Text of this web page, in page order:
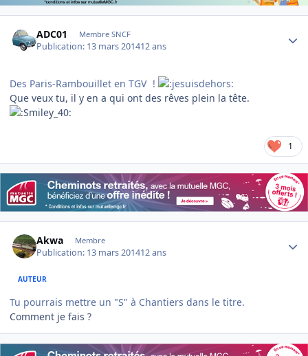
ADC01 Membre SNCF
Publication: 13 mars 201412 ans
Des Paris-Rambouillet en TGV !
Que veux tu, il y en a qui ont des rêves plein la tête.
1
Akwa Membre
Publication: 13 mars 201412 ans
AUTEUR
Tu pourrais mettre un "S" à Chantiers dans le titre.
Comment je fais ?